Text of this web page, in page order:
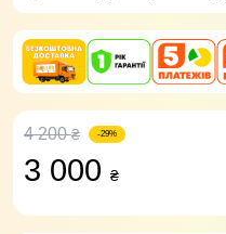
4 200₴ -29%
3 000 ₴